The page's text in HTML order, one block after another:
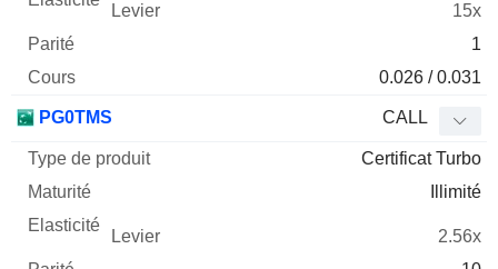
15x
1
0.026 / 0.031
PG0TMS CALL
Certificat Turbo
Illimité
2.56x